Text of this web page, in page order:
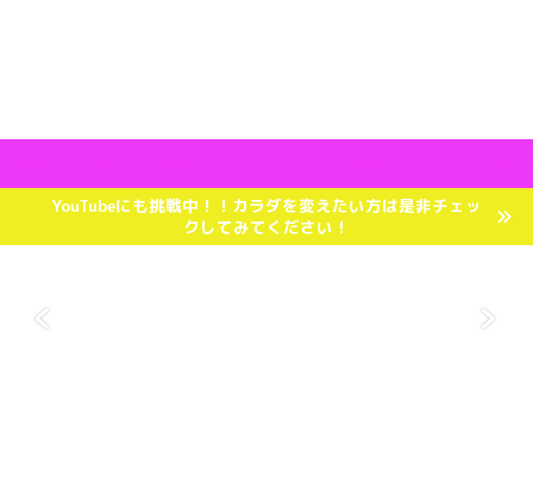
YouTubeにも挑戦中！！カラダを変えたい方は是非チェッ
クしてみてください！